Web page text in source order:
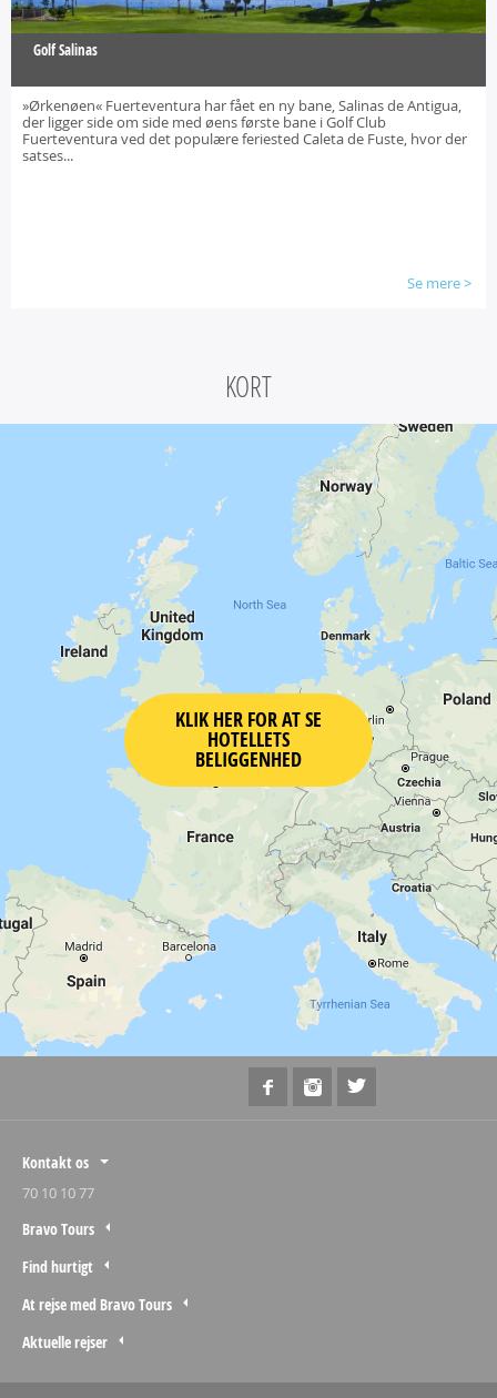
Golf Salinas
»Ørkenøen« Fuerteventura har fået en ny bane, Salinas de Antigua,
der ligger side om side med øens første bane i Golf Club
Fuerteventura ved det populære feriested Caleta de Fuste, hvor der
satses...
Se mere>
KORT
KLIK HER FOR AT SE
HOTELLETS
BELIGGENHED
Kontakt os
70 10 10 77
Bravo Tours
Find hurtigt
At rejse med Bravo Tours
Aktuelle rejser